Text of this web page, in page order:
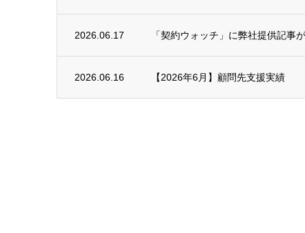
2026.06.17 「契約ウォッチ」に弊社提供記事
2026.06.16 【2026年6月】顧問先支援実績